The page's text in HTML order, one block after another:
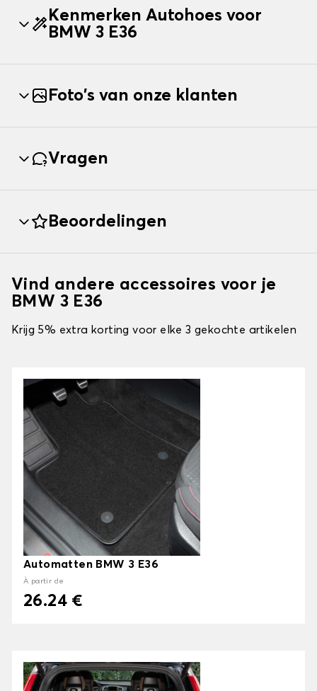
Kenmerken Autohoes voor
BMW 3 E36
Foto's van onze klanten
Vragen
Beoordelingen
Vind andere accessoires voor je
BMW 3 E36
Krijg 5% extra korting voor elke 3 gekochte artikelen
Automatten BMW 3 E36
À partir de
26.24 €